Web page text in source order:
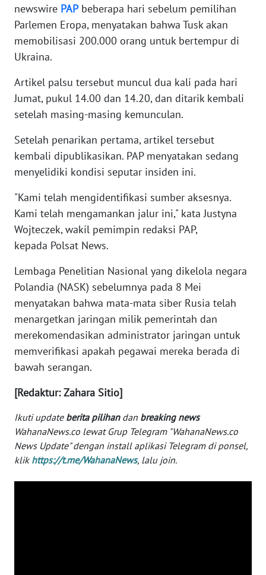
newswire PAPbeberapa hari sebelum pemilihan
Parlemen Eropa, menyatakan bahwa Tusk akan
memobilisasi 200.000 orang untuk bertempur di
Ukraina.
Artikel palsu tersebut muncul dua kali pada hari
Jumat, pukul 14.00 dan 14.20, dan ditarik kembali
setelah masing-masing kemunculan.
Setelah penarikan pertama, artikel tersebut
kembali dipublikasikan. PAP menyatakan sedang
menyelidiki kondisi seputar insiden ini.
"Kami telah mengidentifikasi sumber aksesnya.
Kami telah mengamankan jalur ini," kata Justyna
Wojteczek, wakil pemimpin redaksi PAP,
kepada Polsat News.
Lembaga Penelitian Nasional yang dikelola negara
Polandia (NASK) sebelumnya pada 8 Mei
menyatakan bahwa mata-mata siber Rusia telah
menargetkan jaringan milik pemerintah dan
merekomendasikan administrator jaringan untuk
memverifikasi apakah pegawai mereka berada di
bawah serangan.
[Redaktur: Zahara Sitio]
Ikuti update berita pilihandan breaking news
WahanaNews.co lewat Grup Telegram "WahanaNews.co
News Update" dengan install aplikasi Telegram di ponsel,
klik https://t.me/WahanaNews, lalu join.
WN
JABAR
WN
WN
NTT
WN
KEPRI
PAPUA
WN
PAPUA
BARAT
WN
WN
SERAMBI
WN
WN
SULTRA
WN